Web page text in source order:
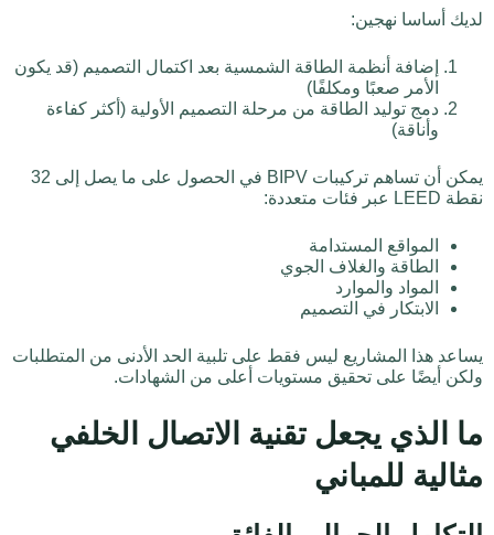
لديك أساسا نهجين:
إضافة أنظمة الطاقة الشمسية بعد اكتمال التصميم (قد يكون
الأمر صعبًا ومكلفًا)
دمج توليد الطاقة من مرحلة التصميم الأولية (أكثر كفاءة
وأناقة)
يمكن أن تساهم تركيبات BIPV في الحصول على ما يصل إلى 32
نقطة LEED عبر فئات متعددة:
المواقع المستدامة
الطاقة والغلاف الجوي
المواد والموارد
الابتكار في التصميم
يساعد هذا المشاريع ليس فقط على تلبية الحد الأدنى من المتطلبات
ولكن أيضًا على تحقيق مستويات أعلى من الشهادات.
ما الذي يجعل تقنية الاتصال الخلفي
مثالية للمباني